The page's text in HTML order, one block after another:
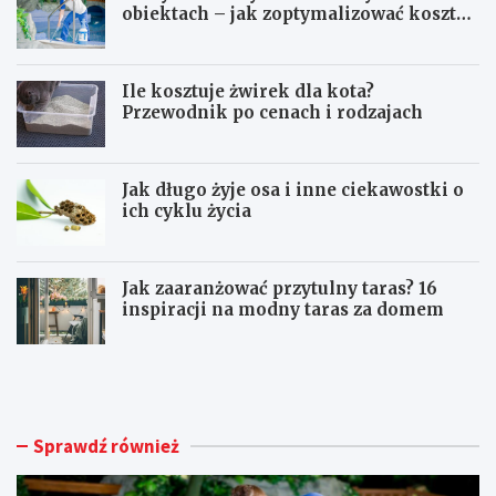
obiektach – jak zoptymalizować koszty
Ile kosztuje żwirek dla kota?
Przewodnik po cenach i rodzajach
Jak długo żyje osa i inne ciekawostki o
ich cyklu życia
Jak zaaranżować przytulny taras? 16
inspiracji na modny taras za domem
U
m
n
I
s
t
Sprawdź również